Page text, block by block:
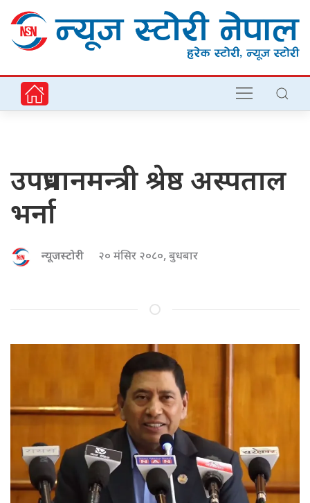
उपप्रधानमन्त्री श्रेष्ठ अस्पताल
भर्ना
न्यूजस्टोरी २० मंसिर २०८०, बुधबार